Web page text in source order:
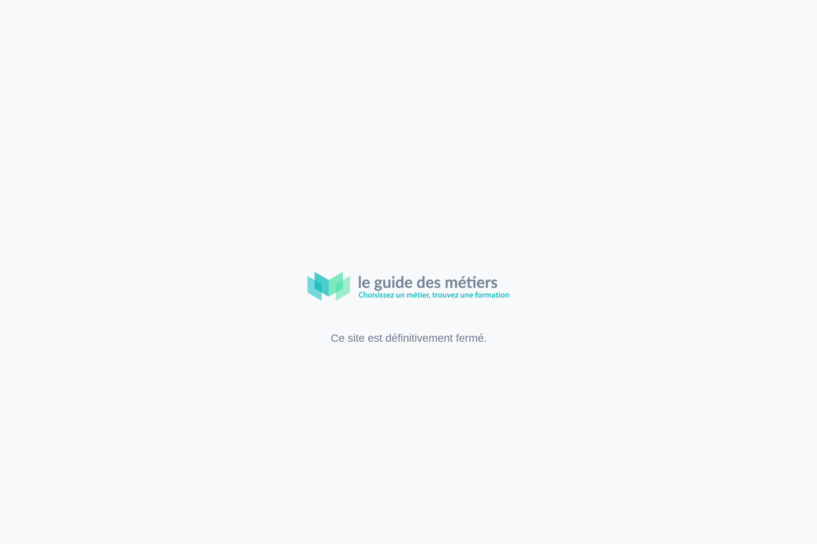
Ce site est définitivement fermé.